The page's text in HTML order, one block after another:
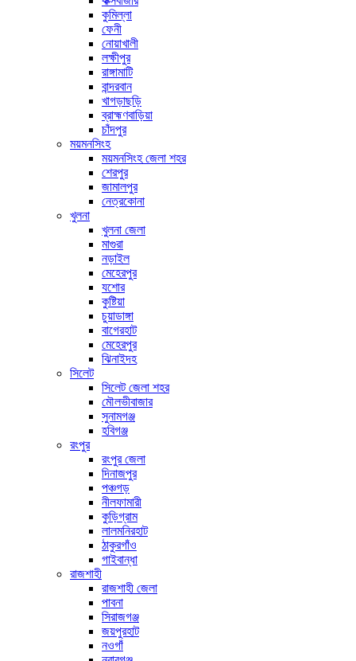
কুমিল্লা
ফেনী
নোয়াখালী
লক্ষীপুর
রাঙ্গামাটি
বান্দরবান
খাগড়াছড়ি
ব্রাহ্মণবাড়িয়া
চাঁদপুর
ময়মনসিংহ
ময়মনসিংহ জেলা শহর
শেরপুর
জামালপুর
নেত্রকোনা
খুলনা
খুলনা জেলা
মাগুরা
নড়াইল
মেহেরপুর
যশোর
কুষ্টিয়া
চুয়াডাঙ্গা
বাগেরহাট
মেহেরপুর
ঝিনাইদহ
সিলেট
সিলেট জেলা শহর
মৌলভীবাজার
সুনামগঞ্জ
হবিগঞ্জ
রংপুর
রংপুর জেলা
দিনাজপুর
পঞ্চগড়
নীলফামারী
কুড়িগ্রাম
লালমনিরহাট
ঠাকুরগাঁও
গাইবান্ধা
রাজশাহী
রাজশাহী জেলা
পাবনা
সিরাজগঞ্জ
জয়পুরহাট
নওগাঁ